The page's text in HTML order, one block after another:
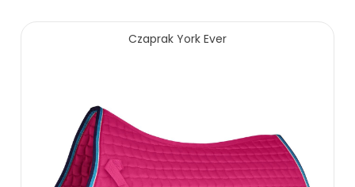
49.99 zł 69.00 zł
Czaprak York Ever